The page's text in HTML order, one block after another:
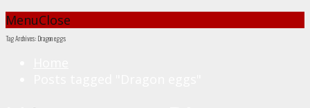
MenuClose
Tag Archives: Dragon eggs